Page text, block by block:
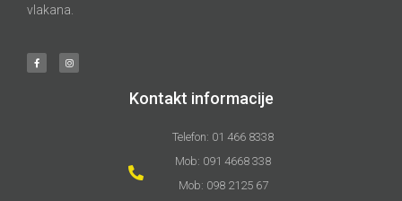
vlakana.
Kontakt informacije
Telefon: 01 466 8338
Mob: 091 4668 338
Mob: 098 2125 67